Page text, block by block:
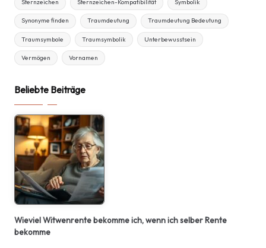
Sternzeichen Sternzeichen-Kompatibilität Symbolik
Synonyme finden Traumdeutung Traumdeutung Bedeutung
Traumsymbole Traumsymbolik Unterbewusstsein
Vermögen Vornamen
Beliebte Beiträge
Wieviel Witwenrente bekomme ich, wenn ich selber Rente
bekomme